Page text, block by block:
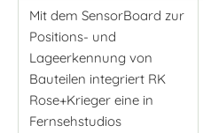
Mit dem SensorBoard zur
Positions- und
Lageerkennung von
Bauteilen integriert RK
Rose+Krieger eine in
Fernsehstudios